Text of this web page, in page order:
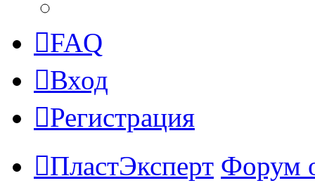
FAQ
Вход
Регистрация
ПластЭксперт Форум